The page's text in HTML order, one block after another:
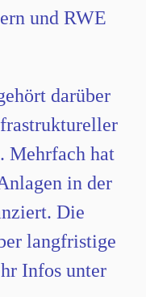
und RWE
darüber
Mehrfach hat
in der
Die
langfristige
Infos unter